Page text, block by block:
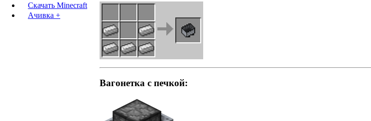
Скачать Minecraft
Ачивка +
Вагонетка с печкой: